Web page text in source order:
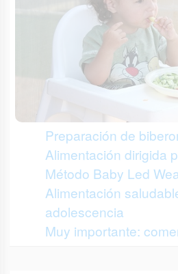
Preparación de
Alimentación dirigida
Método Baby Led
Alimentación
adolescencia
Muy importante: